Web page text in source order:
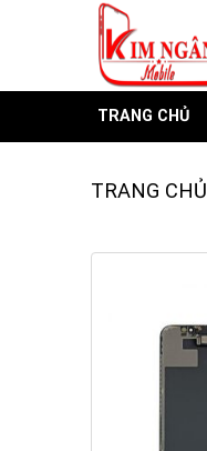
TRANG CHỦ
TRANG CHỦ